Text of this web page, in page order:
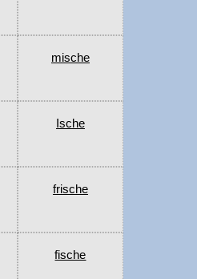
mische
Ische
frische
fische